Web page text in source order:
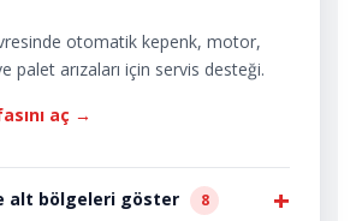
otomatik kepenk, motor,
palet arızaları için servis desteği.
aç →
alt bölgeleri göster 8